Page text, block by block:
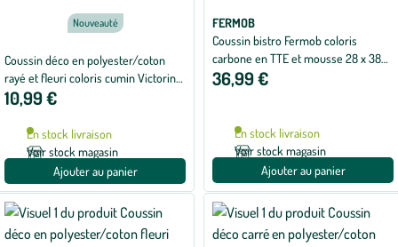
Nouveauté
Coussin déco en polyester/coton
rayé et fleuri coloris cumin Victorine
- 50 x 30 x 15 cm
10,99 €
En stock livraison
Voir stock magasin
Ajouter au panier
FERMOB
Coussin bistro Fermob coloris
carbone en TTE et mousse 28 x 38
cm
36,99 €
En stock livraison
Voir stock magasin
Ajouter au panier